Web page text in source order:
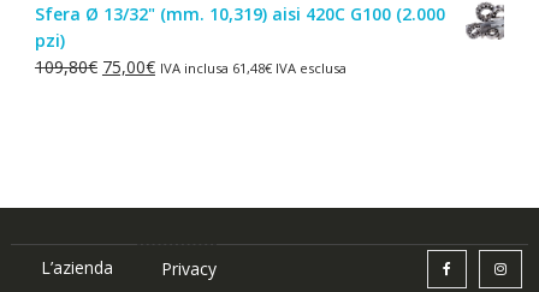
originale
87,84€.
attuale
75,00€.
Sfera Ø 13/32" (mm. 10,319) aisi 420C G100 (2.000
pzi)
109,80€ Il
75,00€IlIVA inclusa 61,48€IVA esclusa
L’azienda Privacy